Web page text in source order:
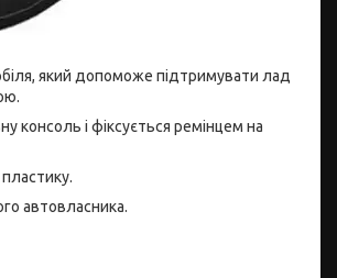
який допоможе підтримувати лад
консоль і фіксується ремінцем на
автовласника.